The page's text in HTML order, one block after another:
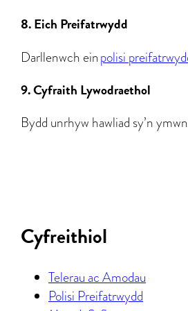
8. Eich Preifatrwydd
Darllenwch einpolisi
9. Cyfraith Lywodraethol
Bydd unrhyw hawliad sy’n
Cyfreithiol
Telerau ac Amodau
Polisi Preifatrwydd